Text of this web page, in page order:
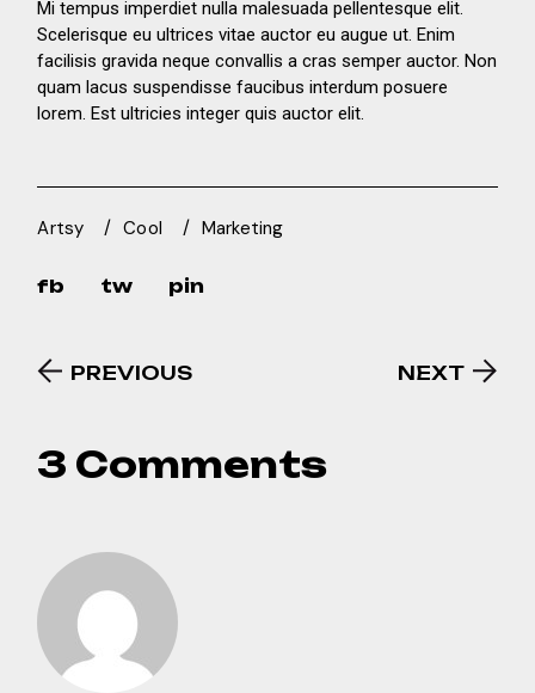
Mi tempus imperdiet nulla malesuada pellentesque elit.
Scelerisque eu ultrices vitae auctor eu augue ut. Enim
facilisis gravida neque convallis a cras semper auctor. Non
quam lacus suspendisse faucibus interdum posuere
lorem. Est ultricies integer quis auctor elit.
Artsy Cool Marketing
fb tw pin
PREVIOUS NEXT
3 Comments